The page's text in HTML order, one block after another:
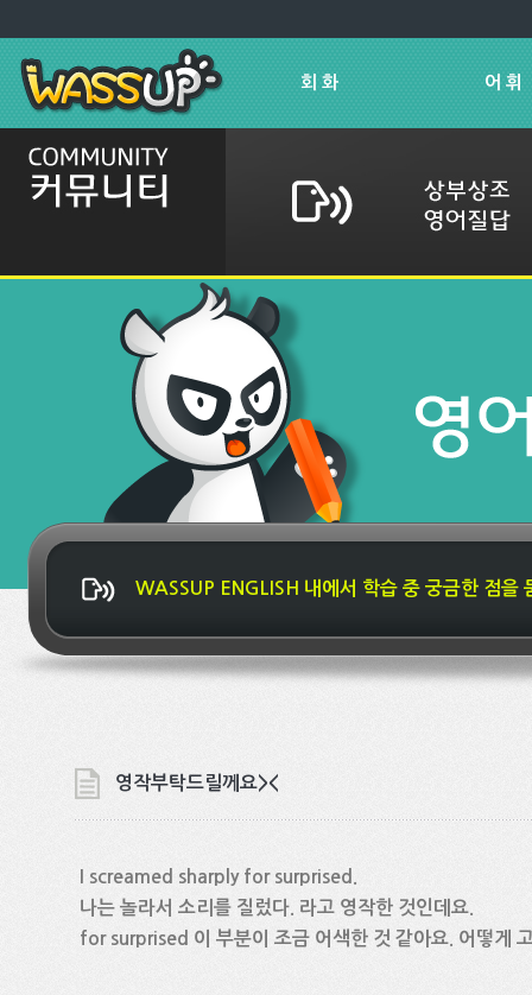
회 화 어 휘
WASSUP ENGLISH 내에서 학습 중 궁금한 점을
영작부탁드릴께요><
I screamed sharply for surprised.
나는 놀라서 소리를 질렀다. 라고 영작한 것인데요.
for surprised 이 부분이 조금 어색한 것 같아요. 어떻게